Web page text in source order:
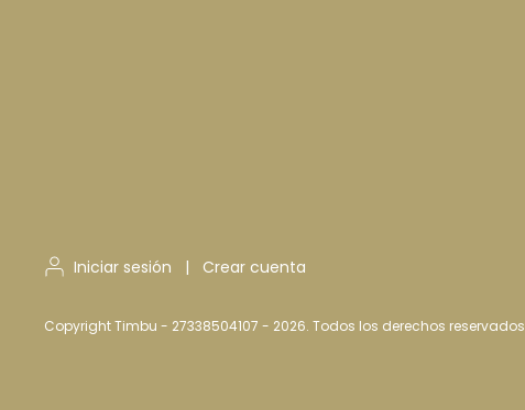
Iniciar sesión | Crear cuenta
Copyright Timbu - 27338504107 - 2026. Todos los derechos